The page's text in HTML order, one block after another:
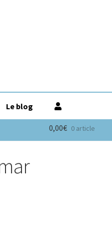
Le blog
0,00€ 0 article